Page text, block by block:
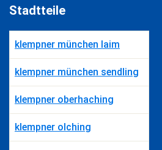
Stadtteile
klempner münchen laim
klempner münchen sendling
klempner oberhaching
klempner olching